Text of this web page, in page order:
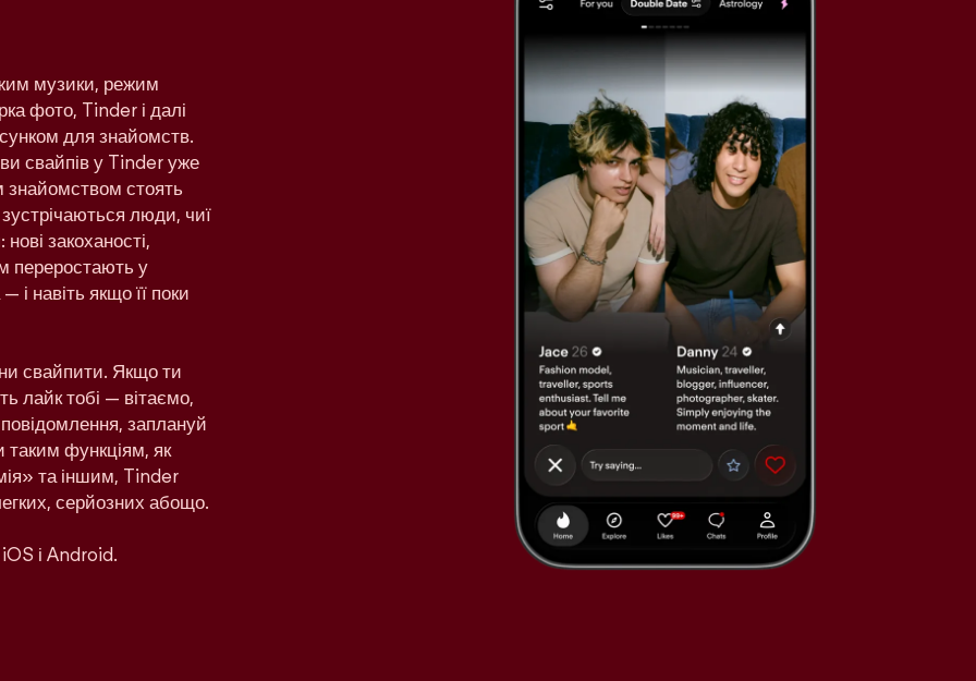
музики, режим
фото, Tinder і далі
для знайомств.
свайпів у Tinder уже
знайомством стоять
люди, чиї
закоханості,
переростають у
і навіть якщо її поки
свайпити. Якщо ти
лайк тобі — вітаємо,
заплануй
таким функціям, як
та іншим, Tinder
серйозних абощо.
і Android.